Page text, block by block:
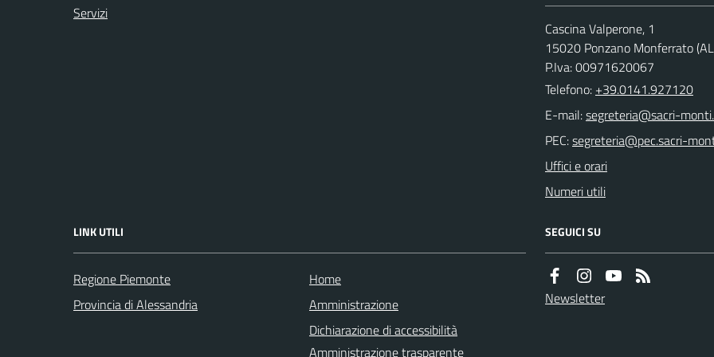
Servizi
Cascina Valperone, 1
15020 Ponzano Monferrato
P.Iva: 00971620067
Telefono: +39.0141.927120
E-mail:
PEC:
Uffici e orari
Numeri utili
LINK UTILI
Regione Piemonte
Provincia di Alessandria
Home
Amministrazione
Dichiarazione di accessibilità
Amministrazione trasparente
SEGUICI SU
Newsletter